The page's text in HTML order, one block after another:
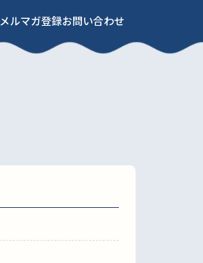
メルマガ登録お問い合わせ